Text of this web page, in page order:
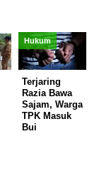
Hukum
Terjaring
Razia Bawa
Sajam, Warga
TPK Masuk
Bui